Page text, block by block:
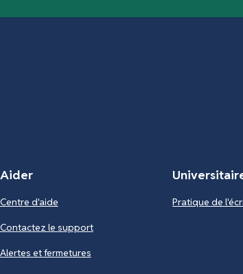
Aider
Centre d'aide
Contactez le support
Alertes et fermetures
Pratique de